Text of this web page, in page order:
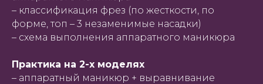
– классификация фрез (по жесткости, по
форме, топ – 3 незаменимые насадки)
– схема выполнения аппаратного маникюра
Практика на 2-х моделях
– аппаратный маникюр + выравнивание